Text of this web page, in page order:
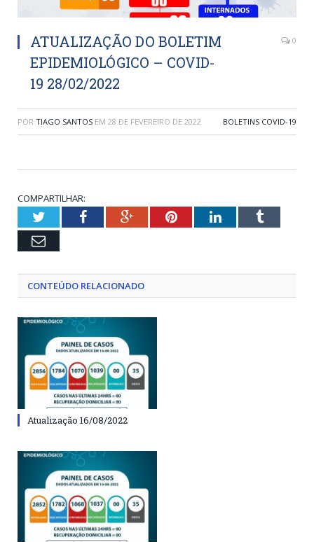
ATUALIZAÇÃO DO BOLETIM
EPIDEMIOLÓGICO – COVID-
19 28/02/2022
0
POR TIAGO SANTOS EM 28 DE FEVEREIRO DE 2022 BOLETINS COVID-19
COMPARTILHAR:
TwitterFacebookGoogle+PinterestLinkedInTumblr
Email
CONTEÚDO RELACIONADO
Atualização 16/08/2022